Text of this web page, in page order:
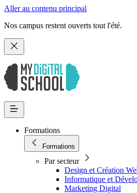
Aller au contenu principal
Nos campus restent ouverts tout l'été.
Formations
Formations
Par secteur
Design et Création
Informatique et
Marketing Digital